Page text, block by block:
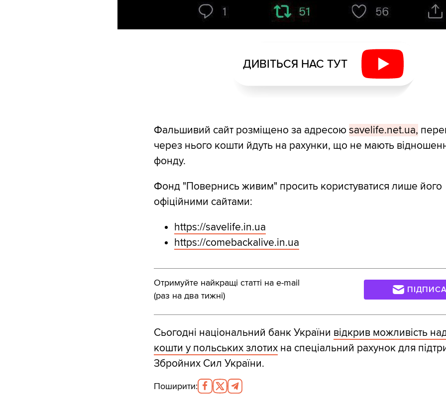
ДИВІТЬСЯ НАС ТУТ
Фальшивий сайт розміщено за адресою savelife.net.ua,
через нього кошти йдуть на рахунки, що не мають
фонду.
Фонд "Повернись живим" просить користуватися лише його
офіційними сайтами:
https://savelife.in.ua
https://comebackalive.in.ua
Отримуйте найкращі статті на e-mail
(раз на два тижні)
Сьогодні національний банк України відкрив можливість
кошти у польських злотихна спеціальний рахунок для
Збройних Сил України.
Поширити: